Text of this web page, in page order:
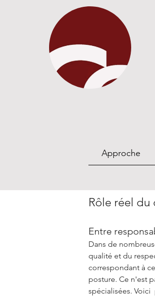
Approche
Rôle réel
Entre
Dans de
qualité et du
correspondant à
posture. Ce n'est
spécialisées.